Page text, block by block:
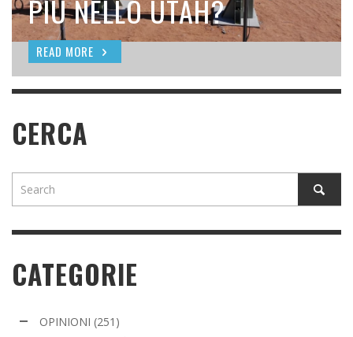
SEEDING
READ MORE
PIÙ NELLO UTAH?
READ MORE
READ MORE
CERCA
CATEGORIE
OPINIONI (251)